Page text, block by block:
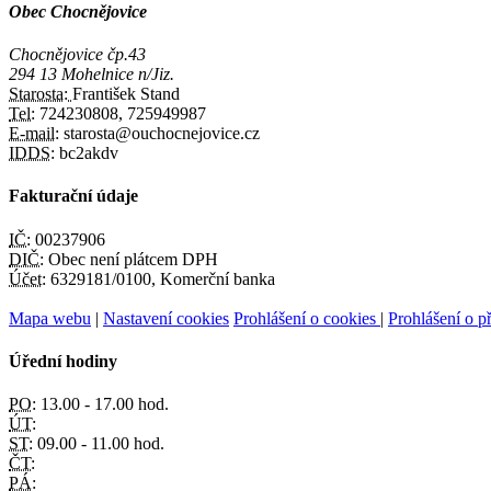
Obec Chocnějovice
Chocnějovice čp.43
294 13 Mohelnice n/Jiz.
Starosta: František Stand
Tel: 724230808, 725949987
E-mail: starosta@ouchocnejovice.cz
IDDS: bc2akdv
Fakturační údaje
IČ: 00237906
DIČ: Obec není plátcem DPH
Účet: 6329181/0100, Komerční banka
Mapa webu | Nastavení cookies Prohlášení o cookies | Prohlášení o
Úřední hodiny
PO: 13.00 - 17.00 hod.
ÚT:
ST: 09.00 - 11.00 hod.
ČT:
PÁ: